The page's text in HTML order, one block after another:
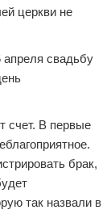
церкви не
свадьбу
счет. В первые
брак,
так назвали в